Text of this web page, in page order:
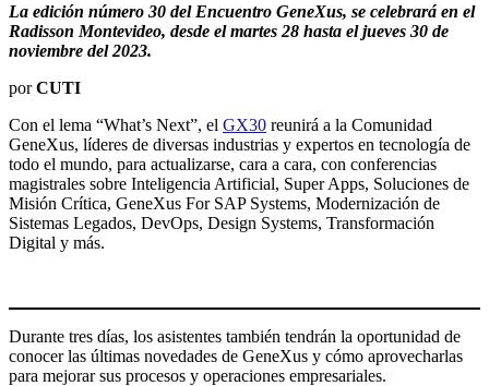
La edición número 30 del Encuentro GeneXus, se celebrará en el
Radisson Montevideo, desde el martes 28 hasta el jueves 30 de
noviembre del 2023.
porCUTI
Con el lema “What’s Next”, el GX30 reunirá a la Comunidad
GeneXus, líderes de diversas industrias y expertos en tecnología de
todo el mundo, para actualizarse, cara a cara, con conferencias
magistrales sobre Inteligencia Artificial, Super Apps, Soluciones de
Misión Crítica, GeneXus For SAP Systems, Modernización de
Sistemas Legados, DevOps, Design Systems, Transformación
Digital y más.
Durante tres días, los asistentes también tendrán la oportunidad de
conocer las últimas novedades de GeneXus y cómo aprovecharlas
para mejorar sus procesos y operaciones empresariales.